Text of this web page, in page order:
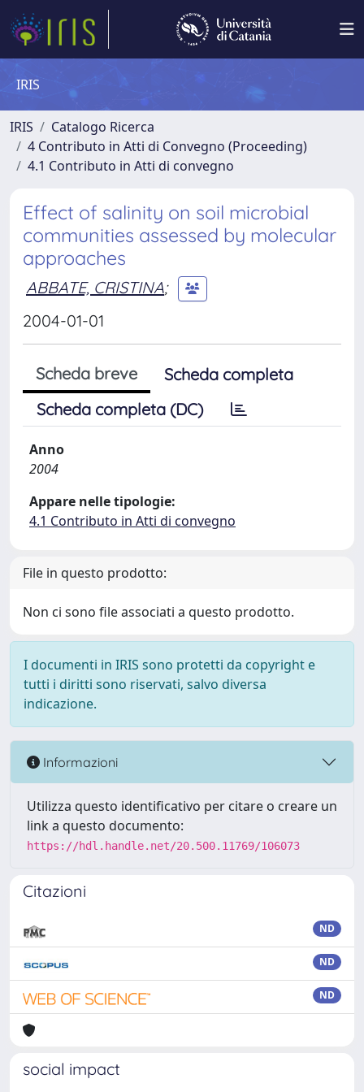
IRIS
IRIS
Catalogo Ricerca
4 Contributo in Atti di Convegno (Proceeding)
4.1 Contributo in Atti di convegno
Effect of salinity on soil microbial
communities assessed by molecular
approaches
ABBATE, CRISTINA;
2004-01-01
Scheda breve
Scheda completa
Scheda completa (DC)
Anno
2004
Appare nelle tipologie:
4.1 Contributo in Atti di convegno
File in questo prodotto:
Non ci sono file associati a questo prodotto.
I documenti in IRIS sono protetti da copyright e
tutti i diritti sono riservati, salvo diversa
indicazione.
Informazioni
Utilizza questo identificativo per citare o creare un
link a questo documento:
https://hdl.handle.net/20.500.11769/106073
Citazioni
ND
ND
ND
social impact